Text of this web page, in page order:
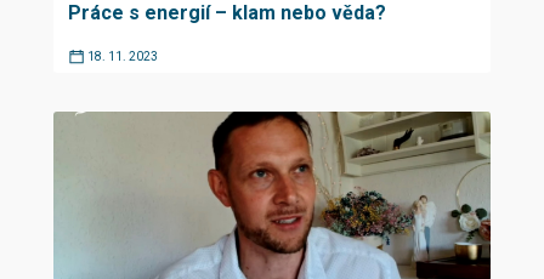
Práce s energií – klam nebo věda?
18. 11. 2023